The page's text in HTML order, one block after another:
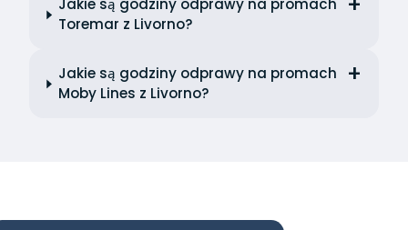
Jakie są godziny odprawy na promach
Toremar z Livorno?
Jakie są godziny odprawy na promach
Moby Lines z Livorno?